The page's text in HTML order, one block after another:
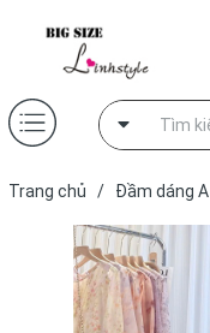
Trang chủ / Đầm dáng A